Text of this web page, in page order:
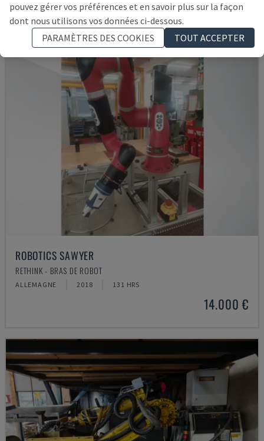
14.000 €
ROBOTICS SAWYER
RETHINK - BRAS DE ROBOT
ALLEMAGNE 2018 131 HRS
14.000 €
pouvez gérer vos préférences et en savoir plus sur la façon
dont nous utilisons vos données ci-dessous.
PARAMÈTRES DES COOKIES
TOUT ACCEPTER